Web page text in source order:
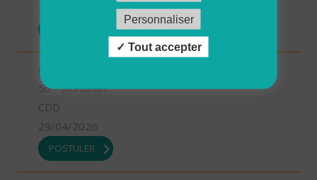
Aides à domicile pour renfort été (H/F)
56 - Morbihan
CDD
29/04/2026
POSTULER
Personnaliser
Tout accepter